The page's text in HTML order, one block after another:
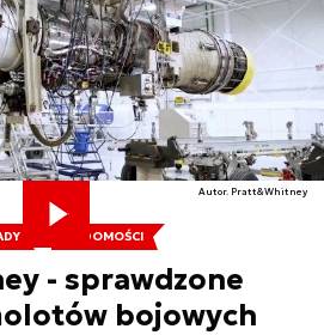
WIADOMOŚCI
- sprawdzone
bojowych
Autor. Pratt&Whitney